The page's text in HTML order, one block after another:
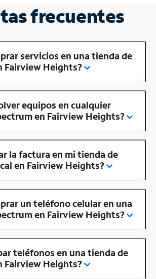
frecuentes
servicios en una tienda de
Fairview Heights?
equipos en cualquier
en Fairview Heights?
la factura en mi tienda de
en Fairview Heights?
un teléfono celular en una
en Fairview Heights?
teléfonos en una tienda de
Fairview Heights?